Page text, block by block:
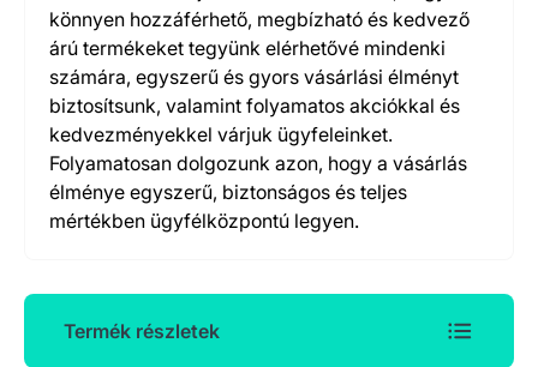
könnyen hozzáférhető, megbízható és kedvező
árú termékeket tegyünk elérhetővé mindenki
számára, egyszerű és gyors vásárlási élményt
biztosítsunk, valamint folyamatos akciókkal és
kedvezményekkel várjuk ügyfeleinket.
Folyamatosan dolgozunk azon, hogy a vásárlás
élménye egyszerű, biztonságos és teljes
mértékben ügyfélközpontú legyen.
Termék részletek